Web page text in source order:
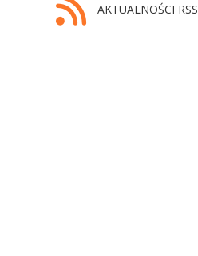
AKTUALNOŚCI RSS